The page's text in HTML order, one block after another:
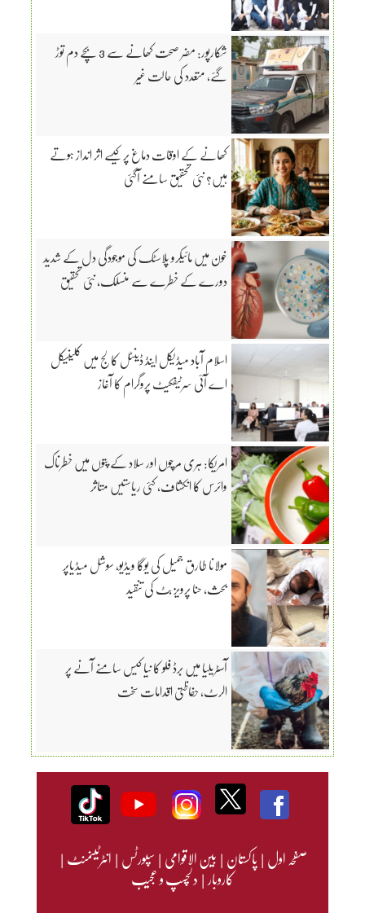
شکارپور: مضر صحت کھانے سے 3 بچے دم توڑ
گئے، متعدد کی حالت غیر
کھانے کے اوقات دماغ پر کیسے اثر انداز ہوتے
ہیں؟ نئی تحقیق سامنے آگئی
خون میں مائیکرو پلاسٹک کی موجودگی دل کے شدید
دورے کے خطرے سے منسلک، نئی تحقیق
اسلام آباد میڈیکل اینڈ ڈینٹل کالج میں کلینیکل
اے آئی سرٹیفکیٹ پروگرام کا آغاز
امریکا: ہری مرچوں اور سلاد کے پتوں میں خطرناک
وائرس کا انکشاف، کئی ریاستیں متاثر
مولانا طارق جمیل کی یوگا ویڈیو، سوشل میڈیاپر
بحث، حنا پرویز بٹ کی تنقید
آسٹریلیا میں برڈ فلو کا نیا کیس سامنے آنے پر
الرٹ، حفاظتی اقدامات سخت
صفحہ اول|پاکستان|بین الاقوامی|سپورٹس|انٹرٹینمنٹ|
کاروبار|دلچسپ و عجیب